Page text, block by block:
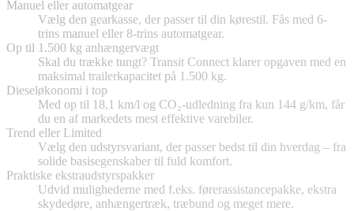
Manuel eller automatgear
Vælg den gearkasse, der passer til din kørestil. Fås med 6-
trins manuel eller 8-trins automatgear.
Op til 1.500 kg anhængervægt
Skal du trække tungt? Transit Connect klarer opgaven med en
maksimal trailerkapacitet på 1.500 kg.
Dieseløkonomi i top
Med op til 18,1 km/l og CO₂-udledning fra kun 144 g/km, får
du en af markedets mest effektive varebiler.
Trend eller Limited
Vælg den udstyrsvariant, der passer bedst til din hverdag – fra
solide basisegenskaber til fuld komfort.
Praktiske ekstraudstyrspakker
Udvid mulighederne med f.eks. førerassistancepakke, ekstra
skydedøre, anhængertræk, træbund og meget mere.